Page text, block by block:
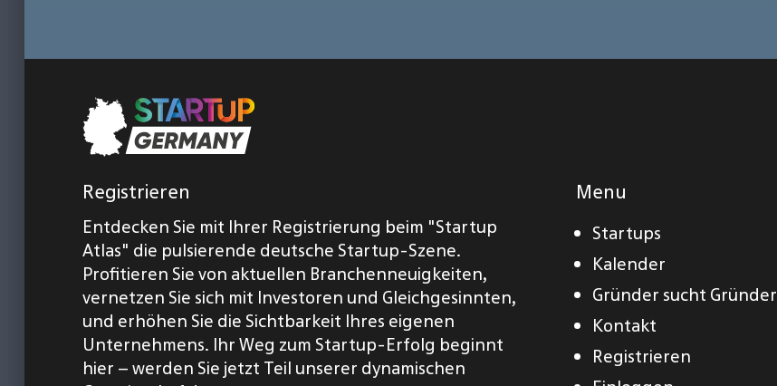
Registrieren
Entdecken Sie mit Ihrer Registrierung beim "Startup
Atlas" die pulsierende deutsche Startup-Szene.
Profitieren Sie von aktuellen Branchenneuigkeiten,
vernetzen Sie sich mit Investoren und Gleichgesinnten,
und erhöhen Sie die Sichtbarkeit Ihres eigenen
Unternehmens. Ihr Weg zum Startup-Erfolg beginnt
hier – werden Sie jetzt Teil unserer dynamischen
Menu
Startups
Kalender
Gründer sucht Gründer
Kontakt
Registrieren